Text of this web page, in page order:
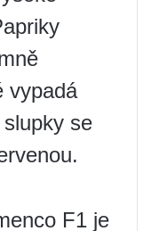
vypadá
se
F1 je